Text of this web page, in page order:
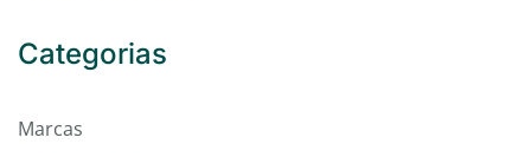
Categorias
Marcas